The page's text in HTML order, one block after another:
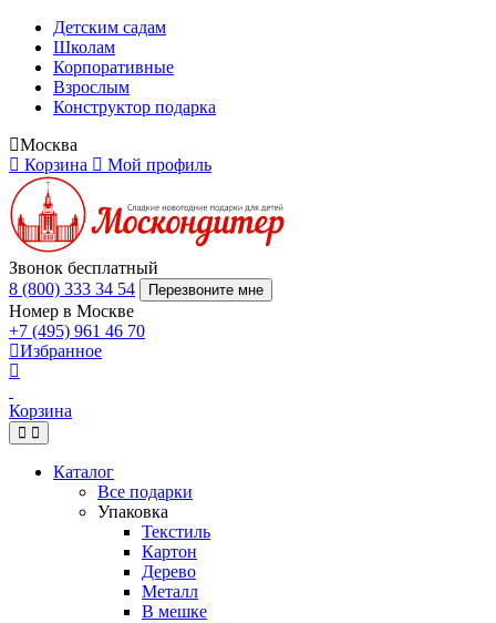
Детским садам
Школам
Корпоративные
Взрослым
Конструктор подарка
Москва
Корзина
Мой профиль
Звонок бесплатный
8 (800) 333 34 54
Перезвоните мне
Номер в Москве
+7 (495) 961 46 70
Избранное
Корзина
Каталог
Все подарки
Упаковка
Текстиль
Картон
Дерево
Металл
В мешке